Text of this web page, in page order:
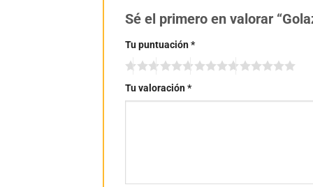
Sé el primero en valorar
Tu puntuación*
Tu valoración*